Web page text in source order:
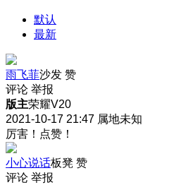
默认
最新
雨飞菲沙发 赞
评论 举报
版主荣耀V20
2021-10-17 21:47 属地未知
厉害！点赞！
小心说话板凳 赞
评论 举报